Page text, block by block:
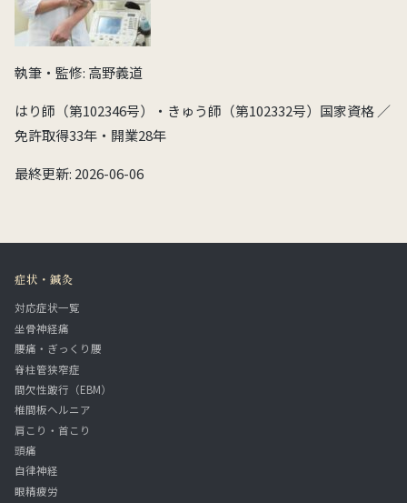
執筆・監修: 高野義道
はり師（第102346号）・きゅう師（第102332号）国家資格 ／
免許取得33年・開業28年
最終更新: 2026-06-06
症状・鍼灸
対応症状一覧
坐骨神経痛
腰痛・ぎっくり腰
脊柱管狭窄症
間欠性跛行（EBM）
椎間板ヘルニア
肩こり・首こり
頭痛
自律神経
眼精疲労